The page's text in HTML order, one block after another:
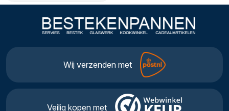
Wij verzenden met
Veilig kopen met